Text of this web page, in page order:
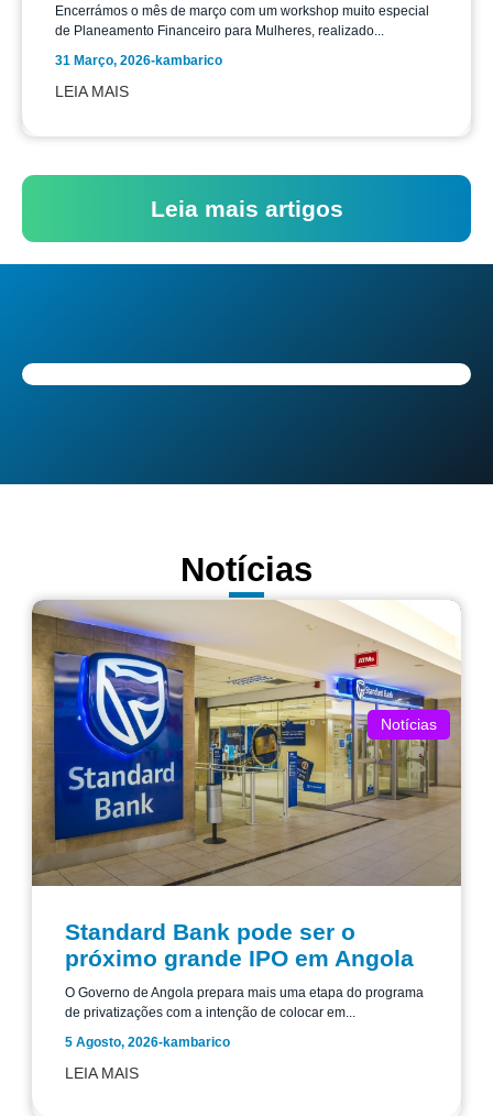
Encerrámos o mês de março com um workshop muito especial
de Planeamento Financeiro para Mulheres, realizado...
31 Março, 2026-kambarico
LEIA MAIS
Leia mais artigos
Notícias
Notícias
Standard Bank pode ser o
próximo grande IPO em Angola
O Governo de Angola prepara mais uma etapa do programa
de privatizações com a intenção de colocar em...
5 Agosto, 2026-kambarico
LEIA MAIS